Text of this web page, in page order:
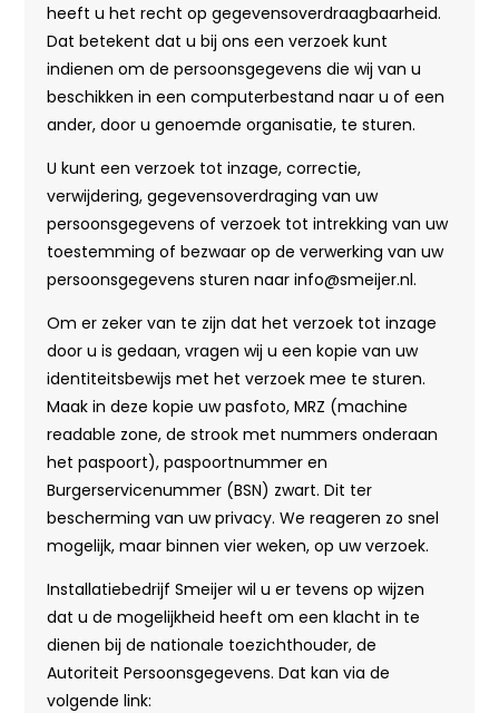
heeft u het recht op gegevensoverdraagbaarheid.
Dat betekent dat u bij ons een verzoek kunt
indienen om de persoonsgegevens die wij van u
beschikken in een computerbestand naar u of een
ander, door u genoemde organisatie, te sturen.
U kunt een verzoek tot inzage, correctie,
verwijdering, gegevensoverdraging van uw
persoonsgegevens of verzoek tot intrekking van uw
toestemming of bezwaar op de verwerking van uw
persoonsgegevens sturen naar info@smeijer.nl.
Om er zeker van te zijn dat het verzoek tot inzage
door u is gedaan, vragen wij u een kopie van uw
identiteitsbewijs met het verzoek mee te sturen.
Maak in deze kopie uw pasfoto, MRZ (machine
readable zone, de strook met nummers onderaan
het paspoort), paspoortnummer en
Burgerservicenummer (BSN) zwart. Dit ter
bescherming van uw privacy. We reageren zo snel
mogelijk, maar binnen vier weken, op uw verzoek.
Installatiebedrijf Smeijer wil u er tevens op wijzen
dat u de mogelijkheid heeft om een klacht in te
dienen bij de nationale toezichthouder, de
Autoriteit Persoonsgegevens. Dat kan via de
volgende link: